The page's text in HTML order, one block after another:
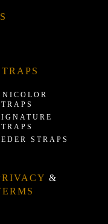
STRAPS
&